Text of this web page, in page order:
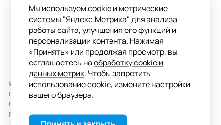
+7 495 744-07-03
Колл-центр работает до 20:00
ул. Сосенский Стан, д. 8, п. Коммунарка
вн.тер.г. поселение Сосенское, Москва
© 2026 ГБУЗ «ММКЦ «Коммунарка» ДЗМ»
Пользовательское соглашение
Политика обработки персональных данных
Разработка сайта —студия «Сибирикс»
Мы используем cookie и метрические
системы "Яндекс.Метрика" для анализа
работы сайта, улучшения его функций и
персонализации контента. Нажимая
«Принять» или продолжая просмотр, вы
соглашаетесь наобработку cookie и
данных метрик. Чтобы запретить
использование cookie, измените настройки
вашего браузера.